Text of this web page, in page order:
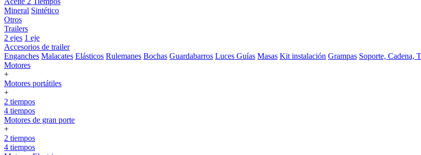
Mineral Sintético
Otros
Trailers
2 ejes 1 eje
Accesorios de trailer
Enganches Malacates Elásticos Rulemanes Bochas Guardabarros Luces Guías Masas Kit instalación Grampas Soporte, Cadena,
Motores
+
Motores portátiles
+
2 tiempos
4 tiempos
Motores de gran porte
+
2 tiempos
4 tiempos